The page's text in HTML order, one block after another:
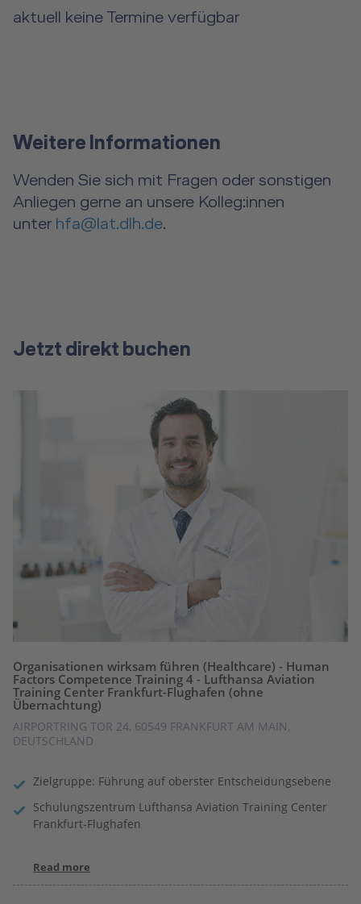
aktuell keine Termine verfügbar
Weitere Informationen
Wenden Sie sich mit Fragen oder sonstigen
Anliegen gerne an unsere Kolleg:innen
unter hfa@lat.dlh.de.
Jetzt direkt buchen
Organisationen wirksam führen (Healthcare) - Human
Factors Competence Training 4 - Lufthansa Aviation
Training Center Frankfurt-Flughafen (ohne
Übernachtung)
AIRPORTRING TOR 24, 60549 FRANKFURT AM MAIN,
DEUTSCHLAND
Zielgruppe: Führung auf oberster Entscheidungsebene
Schulungszentrum Lufthansa Aviation Training Center
Frankfurt-Flughafen
Read more